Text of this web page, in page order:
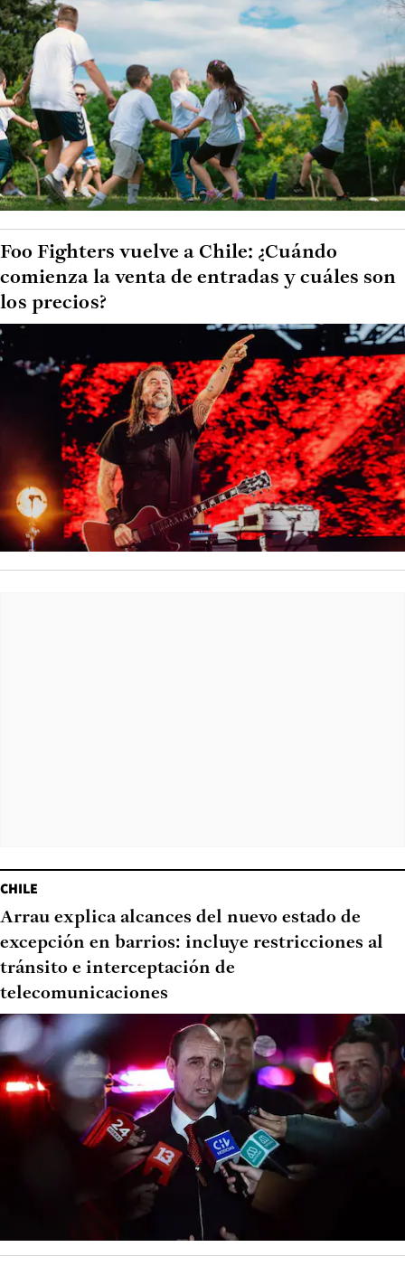
Foo Fighters vuelve a Chile: ¿Cuándo
comienza la venta de entradas y cuáles son
los precios?
CHILE
Arrau explica alcances del nuevo estado de
excepción en barrios: incluye restricciones al
tránsito e interceptación de
telecomunicaciones